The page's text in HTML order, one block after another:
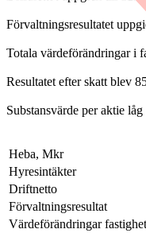
Förvaltningsresultatet
Totala värdeförändringar i
Resultatet efter skatt blev
Substansvärde per aktie
Heba, Mkr
Hyresintäkter
Driftnetto
Förvaltningsresultat
Värdeförändringar